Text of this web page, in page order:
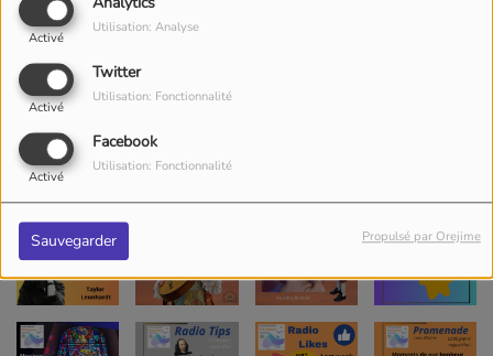
Activé
Utilisation: Analyse
Twitter
Activé
Utilisation: Fonctionnalité
Facebook
Activé
Utilisation: Fonctionnalité
Sauvegarder Propulsé par Orejime